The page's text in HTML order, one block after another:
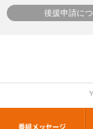
番組メッセージ
後援申請に